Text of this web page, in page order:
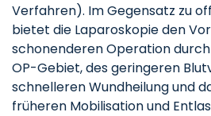
Verfahren). Im Gegensatz zu
bietet die Laparoskopie den
schonenderen Operation
OP-Gebiet, des geringeren
schnelleren Wundheilung und
früheren Mobilisation und